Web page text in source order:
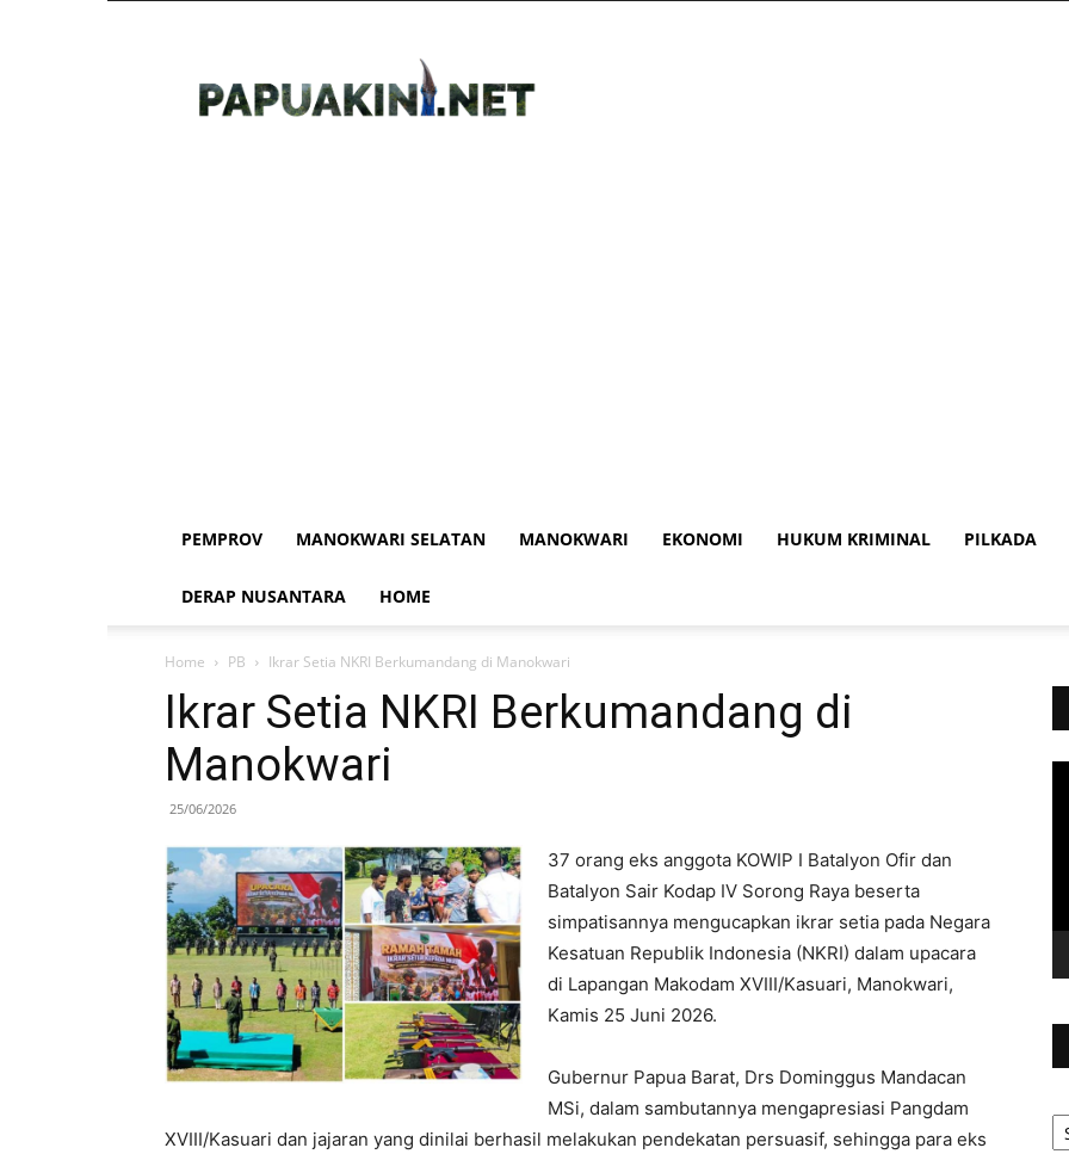
PEMPROV MANOKWARI SELATAN MANOKWARI EKONOMI HUKUM KRIMINAL PILKADA
DERAP NUSANTARA HOME
Home PB Ikrar Setia NKRI Berkumandang di Manokwari
Ikrar Setia NKRI Berkumandang di
Manokwari
25/06/2026
37 orang eks anggota KOWIP I Batalyon Ofir dan
Batalyon Sair Kodap IV Sorong Raya beserta
simpatisannya mengucapkan ikrar setia pada Negara
Kesatuan Republik Indonesia (NKRI) dalam upacara
di Lapangan Makodam XVIII/Kasuari, Manokwari,
Kamis 25 Juni 2026.
Gubernur Papua Barat, Drs Dominggus Mandacan
MSi, dalam sambutannya mengapresiasi Pangdam
XVIII/Kasuari dan jajaran yang dinilai berhasil melakukan pendekatan persuasif, sehingga para eks